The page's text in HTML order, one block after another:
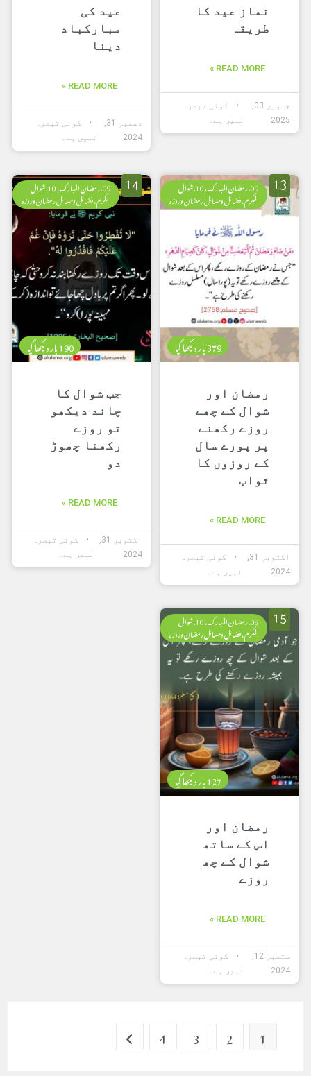
نماز عید کا
طریقہ
READ MORE »
جنوری 03,
2025
کوئی تبصرہ
نہیں ہے۔
عید کی
مبارکباد
دینا
READ MORE »
دسمبر 31,
2024
کوئی تبصرہ
نہیں ہے۔
13 09. رمضان المبارک، 10. شوال
المکرم، فضائل ومسائل رمضان وروزہ
379 بار دیکھا گیا
رمضان اور
شوال کے چھے
روزے رکھنے
پر پورے سال
کے روزوں کا
ثواب
READ MORE »
اکتوبر 31,
2024
کوئی تبصرہ
نہیں ہے۔
14 09. رمضان المبارک، 10. شوال
المکرم، فضائل ومسائل رمضان وروزہ
190 بار دیکھا گیا
جب شوال کا
چاند دیکھو
تو روزے
رکھنا چھوڑ
دو
READ MORE »
اکتوبر 31,
2024
کوئی تبصرہ
نہیں ہے۔
15 09. رمضان المبارک، 10. شوال
المکرم، فضائل ومسائل رمضان وروزہ
127 بار دیکھا گیا
رمضان اور
اس کے ساتھ
شوال کے چھ
روزے
READ MORE »
ستمبر 12,
2024
کوئی تبصرہ
نہیں ہے۔
1
2
3
4
Go to the next page